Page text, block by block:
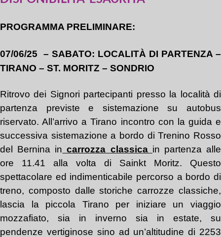
PROGRAMMA PRELIMINARE:
07/06/25
– SABATO: LOCALITÀ DI PARTENZA –
TIRANO – ST. MORITZ – SONDRIO
Ritrovo dei Signori partecipanti presso la località di
partenza previste e sistemazione su autobus
riservato. All’arrivo a Tirano incontro con la guida e
successiva sistemazione a bordo di Trenino Rosso
del Bernina in carrozza classica in partenza alle
ore 11.41 alla volta di Sainkt Moritz. Questo
spettacolare ed indimenticabile percorso a bordo di
treno, composto dalle storiche carrozze classiche,
lascia la piccola Tirano per iniziare un viaggio
mozzafiato, sia in inverno sia in estate, su
pendenze vertiginose sino ad un’altitudine di 2253